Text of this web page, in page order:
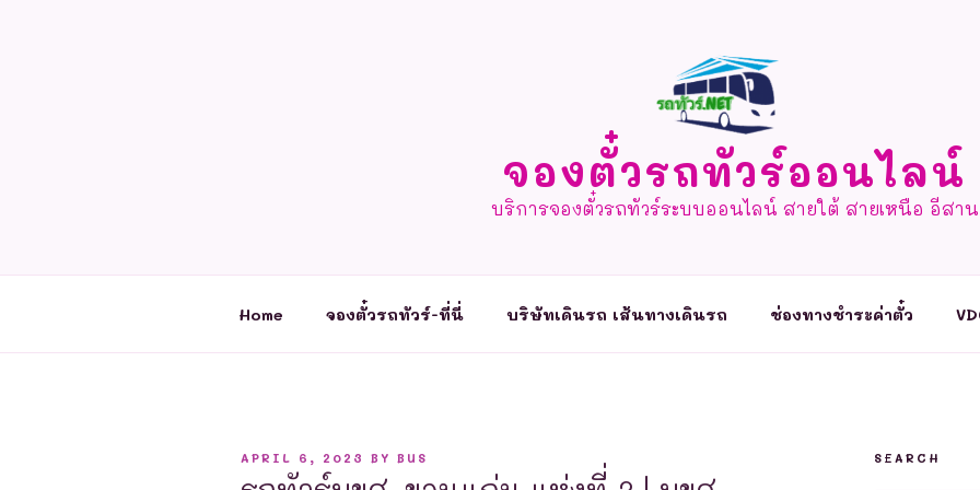
จองตั๋วรถทัวร์ออนไลน์
บริการจองตั๋วรถทัวร์ระบบออนไลน์ สายใต้ สายเหนือ อีสาน
Home จองตั๋วรถทัวร์-ที่นี่ บริษัทเดินรถ เส้นทางเดินรถ ช่องทางชำระค่าตั๋ว
POSTED
APRIL 6, 2023 BY BUS SEARCH